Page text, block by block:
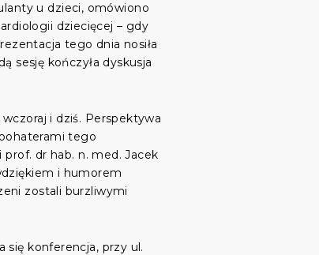
u dzieci, omówiono
dziecięcej – gdy
tego dnia nosiła
sesję kończyła dyskusja
i dziś. Perspektywa
tego
prof. dr hab. n. med. Jacek
i humorem
zostali burzliwymi
konferencja, przy ul.